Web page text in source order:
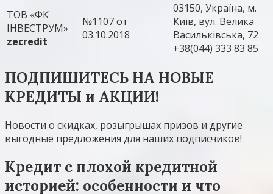
ТОВ «ФК
ІНВЕСТРУМ»
zecredit
№1107 от
03.10.2018
03150, Україна, м.
Київ, вул. Велика
Васильківська, 72
+38(044) 333 83 85
ПОДПИШИТЕСЬ НА НОВЫЕ
КРЕДИТЫ и АКЦИИ!
Новости о скидках, розыгрышах призов и другие
выгодные предложения для наших подписчиков!
Кредит с плохой кредитной
историей: особенности и что